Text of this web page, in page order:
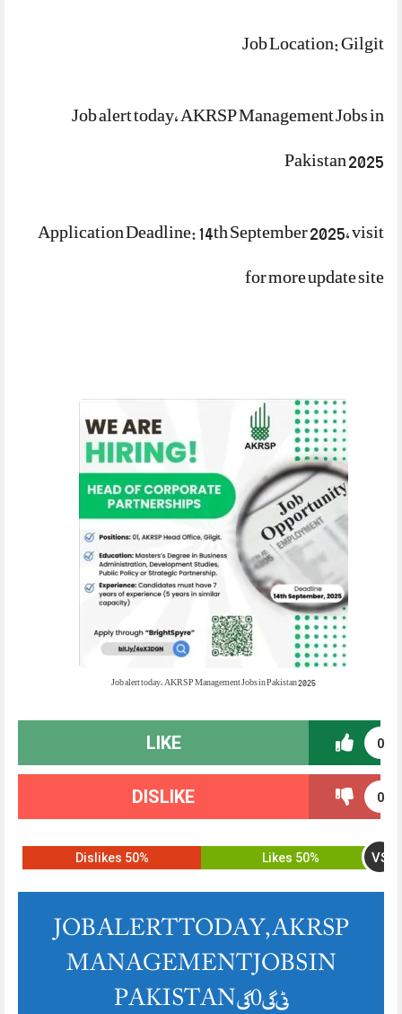
Job Location: Gilgit
Job alert today, AKRSP Management Jobs in
Pakistan 2025
Application Deadline: 14th September 2025, visit
for more updatesite
Job alert today, AKRSP Management Jobs in Pakistan 2025
0
LIKE
0
DISLIKE
50% Likes VS
50% Dislikes
JOB ALERT TODAY, AKRSP
MANAGEMENT JOBS IN
PAKISTAN 2025